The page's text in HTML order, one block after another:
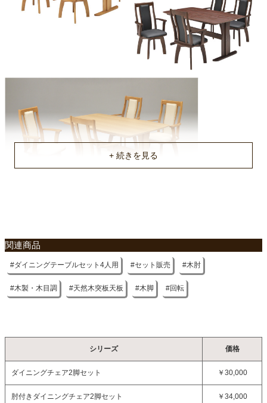
43(cm)
関連商品
ダイニングテーブルセット4人用 セット販売 木肘
木製・木目調 天然木突板天板 木脚 回転
シリーズ 価格
ダイニングチェア2脚セット ￥30,000
肘付きダイニングチェア2脚セット ￥34,000